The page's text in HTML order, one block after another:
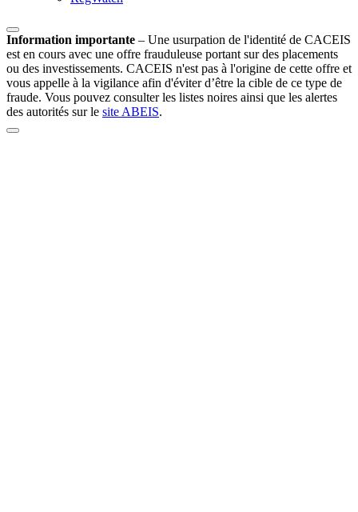
Information importante – Une usurpation de l'identité de CACEIS
est en cours avec une offre frauduleuse portant sur des placements
ou des investissements. CACEIS n'est pas à l'origine de cette offre et
vous appelle à la vigilance afin d'éviter d’être la cible de ce type de
fraude. Vous pouvez consulter les listes noires ainsi que les alertes
des autorités sur le site ABEIS.